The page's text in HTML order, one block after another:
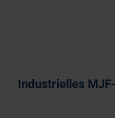
Industrielles